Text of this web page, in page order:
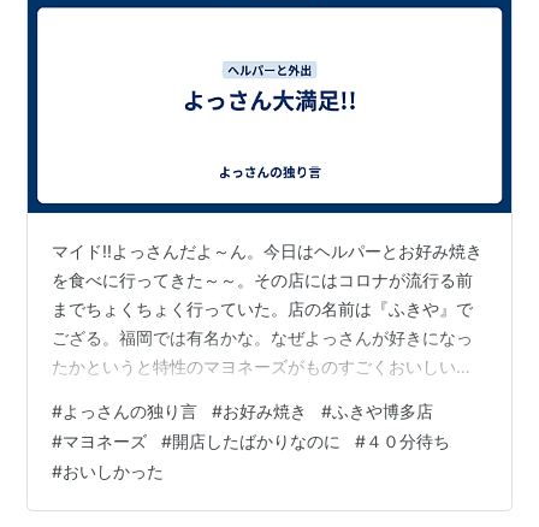
マイド!!よっさんだよ～ん。今日はヘルパーとお好み焼き
を食べに行ってきた～～。その店にはコロナが流行る前
までちょくちょく行っていた。店の名前は『ふきや』で
ござる。福岡では有名かな。なぜよっさんが好きになっ
たかというと特性のマヨネーズがものすごくおいしいの
過ぎだったので、今なら待てずに入れると思っていた
ら、店の前にはなんと長蛇の列が・・・。そこの店員さ
ん１人が店の前に出て並んでいる人たちの注文をとって
いた。よっさんはチーズ卵のお好み焼きを注文した。そ
#よっさんの独り言 #お好み焼き #ふきや博多店
#マヨネーズ #開店したばかりなのに #４０分待ち
#おいしかった